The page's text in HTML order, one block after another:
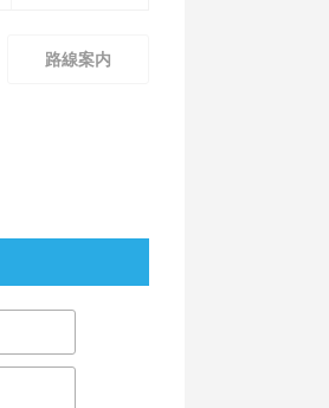
路線案内